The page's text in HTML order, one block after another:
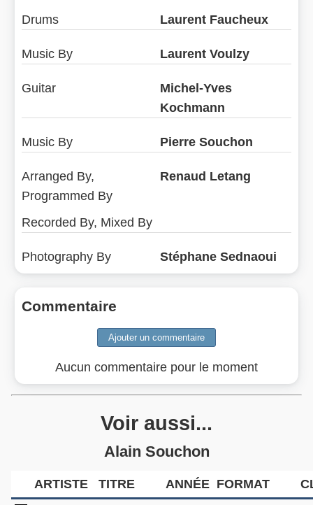
Drums Laurent Faucheux
Music By Laurent Voulzy
Guitar
Michel-Yves
Kochmann
Music By Pierre Souchon
Arranged By,
Programmed By
Recorded By, Mixed By
Renaud Letang
Photography By Stéphane Sednaoui
Commentaire
Aucun commentaire pour le moment
Voir aussi...
Alain Souchon
ARTISTE TITRE ANNÉE FORMAT